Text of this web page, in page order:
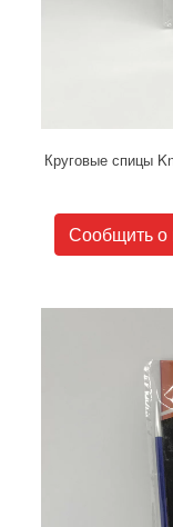
Круговые спицы
Сообщить о